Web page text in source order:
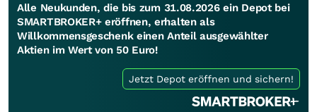
Alle Neukunden, die bis zum 31.08.2026 ein Depot bei
SMARTBROKER+ eröffnen, erhalten als
Willkommensgeschenk einen Anteil ausgewählter
Aktien im Wert von 50 Euro!
Jetzt Depot eröffnen und sichern!